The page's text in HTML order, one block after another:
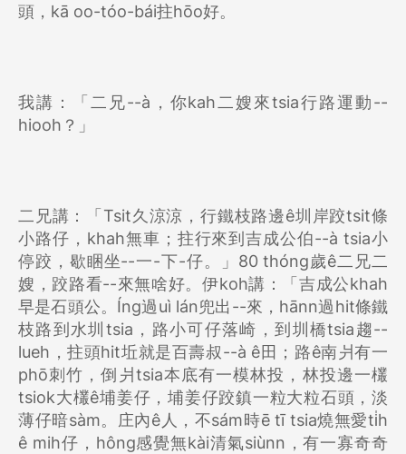
頭，kā oo-tóo-bái拄hōo好。
我講：「二兄--à，你kah二嫂來tsia行路運動--
hiooh？」
二兄講：「Tsit久涼涼，行鐵枝路邊ê圳岸跤tsit條
小路仔，khah無車；拄行來到吉成公伯--à tsia小
停跤，歇睏坐--一-下-仔。」80 thóng歲ê二兄二
嫂，跤路看--來無啥好。伊koh講：「吉成公khah
早是石頭公。Íng過uì lán兜出--來，hānn過hit條鐵
枝路到水圳tsia，路小可仔落崎，到圳橋tsia趨--
lueh，拄頭hit坵就是百壽叔--à ê田；路ê南爿有一
phō刺竹，倒爿tsia本底有一模林投，林投邊一欉
tsiok大欉ê埔姜仔，埔姜仔跤鎮一粒大粒石頭，淡
薄仔暗sàm。庄內ê人，不sám時ē tī tsia燒無愛ti̍h
ê mih仔，hông感覺無kài清氣siùnn，有一寡奇奇